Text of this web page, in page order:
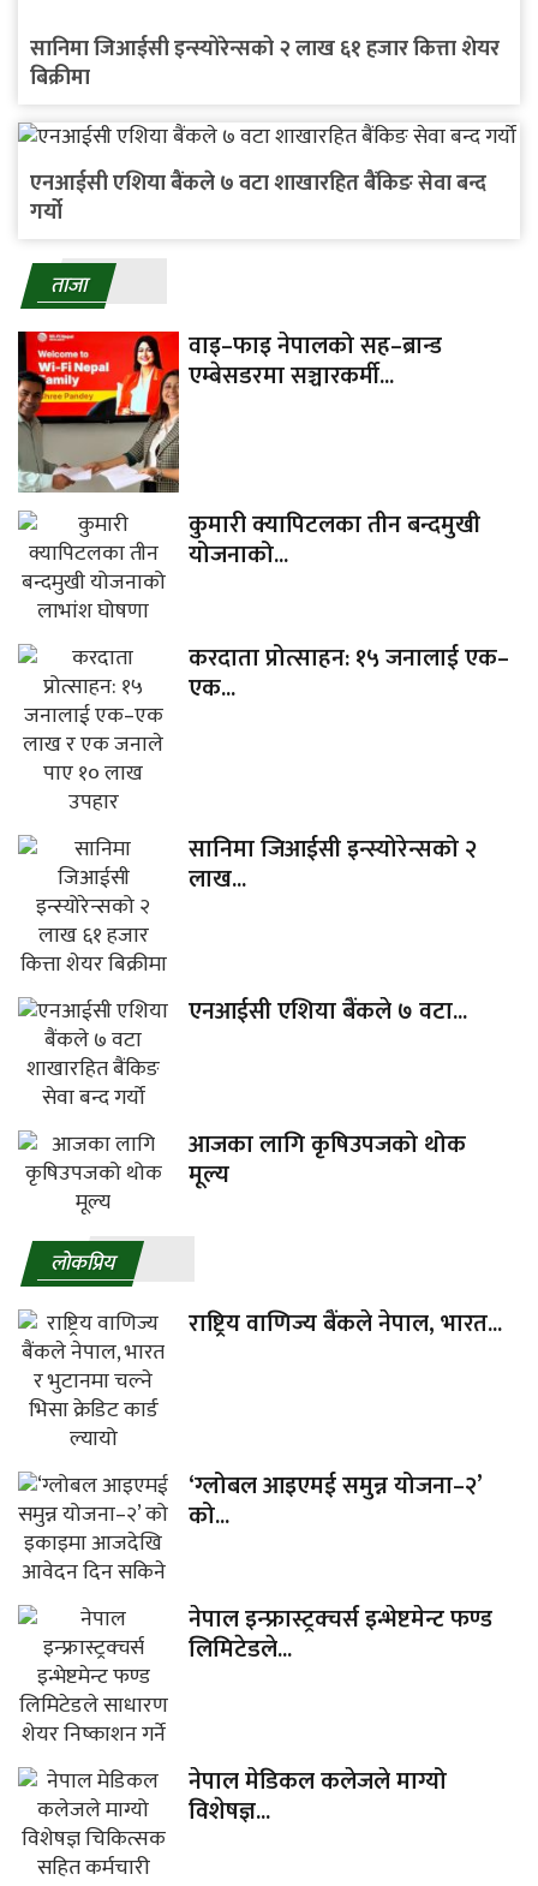
सानिमा जिआईसी इन्स्योरेन्सको २ लाख ६१ हजार कित्ता शेयर
बिक्रीमा
एनआईसी एशिया बैंकले ७ वटा शाखारहित बैंकिङ सेवा बन्द
गर्यो
ताजा
वाइ–फाइ नेपालको सह–ब्रान्ड
एम्बेसडरमा सञ्चारकर्मी...
कुमारी क्यापिटलका तीन बन्दमुखी
योजनाको...
करदाता प्रोत्साहन: १५ जनालाई एक–
एक...
सानिमा जिआईसी इन्स्योरेन्सको २
लाख...
एनआईसी एशिया बैंकले ७ वटा...
आजका लागि कृषिउपजको थोक
मूल्य
लाेकप्रिय
राष्ट्रिय वाणिज्य बैंकले नेपाल, भारत...
‘ग्लोबल आइएमई समुन्न योजना–२’
को...
नेपाल इन्फ्रास्ट्रक्चर्स इन्भेष्टमेन्ट फण्ड
लिमिटेडले...
नेपाल मेडिकल कलेजले माग्यो
विशेषज्ञ...